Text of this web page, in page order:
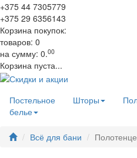
+375 44 7305779
+375 29 6356143
Корзина покупок:
товаров: 0
на сумму: 0.00
Корзина пуста...
Постельное
белье
Шторы
Всё для бани